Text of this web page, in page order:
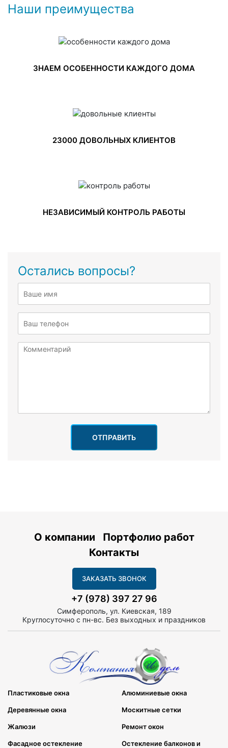
Наши преимущества
ЗНАЕМ ОСОБЕННОСТИ КАЖДОГО ДОМА
23000 ДОВОЛЬНЫХ КЛИЕНТОВ
НЕЗАВИСИМЫЙ КОНТРОЛЬ РАБОТЫ
Остались вопросы?
ОТПРАВИТЬ
О компании
Портфолио работ
Контакты
ЗАКАЗАТЬ ЗВОНОК
+7 (978) 397 27 96
Симферополь, ул. Киевская, 189
Круглосуточно с пн-вс. Без выходных и праздников
Пластиковые окна Алюминиевые окна
Деревянные окна Москитные сетки
Жалюзи Ремонт окон
Фасадное остекление Остекление балконов и